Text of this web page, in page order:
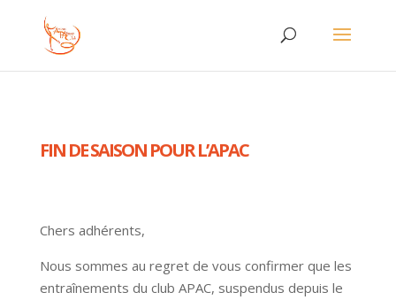
FIN DE SAISON POUR L’APAC
Chers adhérents,
Nous sommes au regret de vous confirmer que les
entraînements du club APAC, suspendus depuis le